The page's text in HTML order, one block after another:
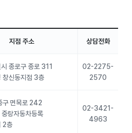
지점 주소 상담전화
종로구 종로 311
창신동지점 3층
02-2275-
2570
구 면목로 242
랑자동차등록
2층
02-3421-
4963